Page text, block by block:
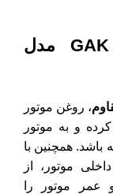
نحوه عملکرد فیلتر روغن GAK مدل
، روغن موتور
و به موتور
باشد. همچنین با
موتور، از
عمر موتور را